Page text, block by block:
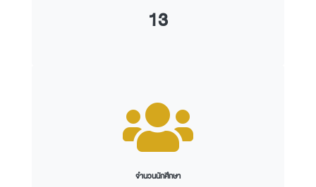
13
จำนวนนักศึกษา